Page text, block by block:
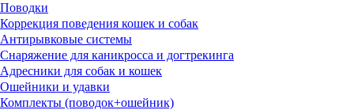
Поводки
Коррекция поведения кошек и собак
Антирывковые системы
Снаряжение для каникросса и догтрекинга
Адресники для собак и кошек
Ошейники и удавки
Комплекты (поводок+ошейник)